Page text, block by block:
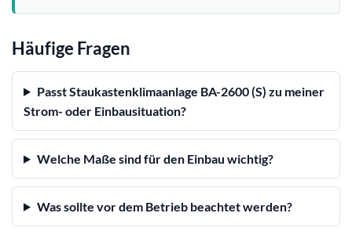
Häufige Fragen
Passt Staukastenklimaanlage BA-2600 (S) zu meiner
Strom- oder Einbausituation?
Welche Maße sind für den Einbau wichtig?
Was sollte vor dem Betrieb beachtet werden?